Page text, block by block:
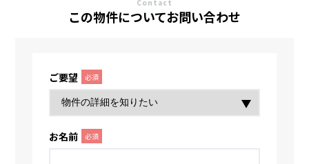
Contact
この物件についてお問い合わせ
ご要望 必須
お名前 必須